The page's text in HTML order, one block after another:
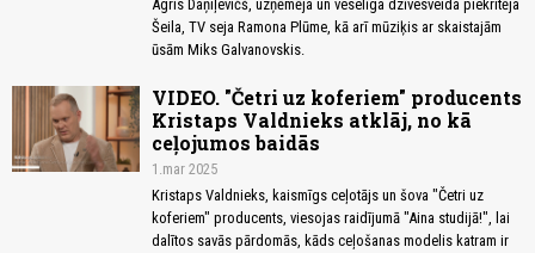
Agris Daņiļevičš, uzņēmēja un veselīga dzīvesveida piekritēja
Šeila, TV seja Ramona Plūme, kā arī mūziķis ar skaistajām
ūsām Miks Galvanovskis.
VIDEO. "Četri uz koferiem" producents
Kristaps Valdnieks atklāj, no kā
ceļojumos baidās
1.mar 2025
Kristaps Valdnieks, kaismīgs ceļotājs un šova "Četri uz
koferiem" producents, viesojas raidījumā "Aina studijā!", lai
dalītos savās pārdomās, kāds ceļošanas modelis katram ir